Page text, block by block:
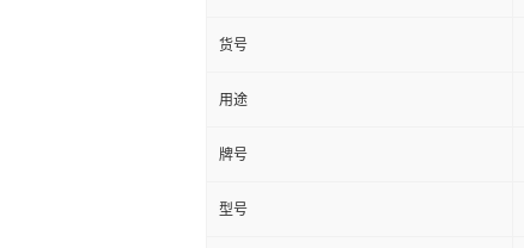
货号
用途
牌号
型号